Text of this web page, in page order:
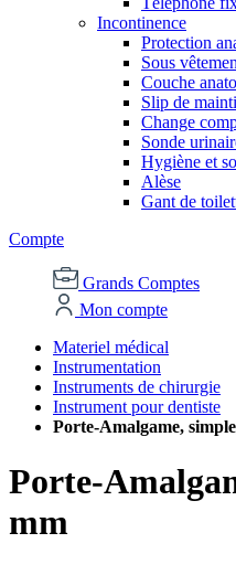
Incontinence
Protection
Sous
Couche
Slip de
Change
Sonde
Hygiène et
Alèse
Gant de
Compte
Grands Comptes
Mon compte
Materiel médical
Instrumentation
Instruments de chirurgie
Instrument pour dentiste
Porte-Amalgame,
Porte-
mm